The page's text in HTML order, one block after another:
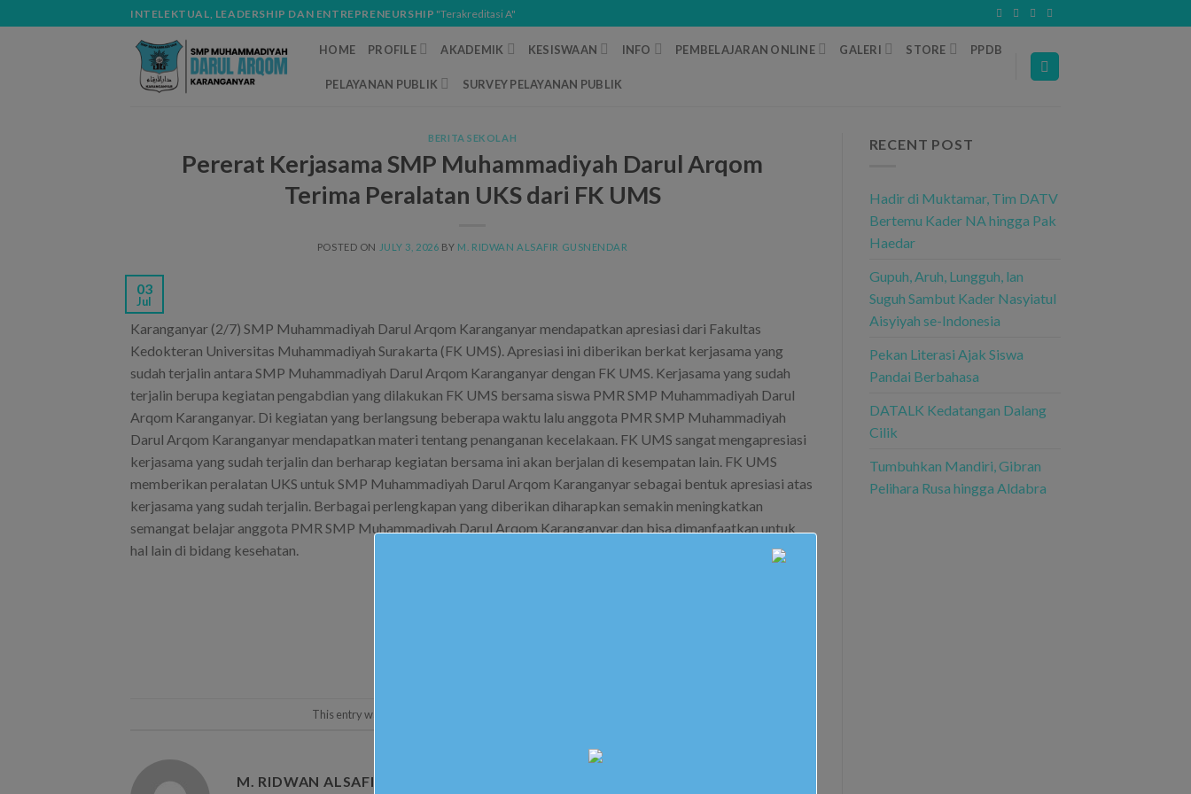
to
INTELEKTUAL, LEADERSHIP DAN ENTREPRENEURSHIP "Terakreditasi A"
HOME PROFILE AKADEMIK KESISWAAN INFO PEMBELAJARAN ONLINE GALERI STORE PPDB
PELAYANAN PUBLIK SURVEY PELAYANAN PUBLIK
BERITA SEKOLAH
Pererat Kerjasama SMP Muhammadiyah Darul Arqom
Terima Peralatan UKS dari FK UMS
POSTED ON JULY 3, 2026 BY M. RIDWAN ALSAFIR GUSNENDAR
03
Jul
Karanganyar (2/7) SMP Muhammadiyah Darul Arqom Karanganyar mendapatkan apresiasi dari Fakultas
Kedokteran Universitas Muhammadiyah Surakarta (FK UMS). Apresiasi ini diberikan berkat kerjasama yang
sudah terjalin antara SMP Muhammadiyah Darul Arqom Karanganyar dengan FK UMS. Kerjasama yang sudah
terjalin berupa kegiatan pengabdian yang dilakukan FK UMS bersama siswa PMR SMP Muhammadiyah Darul
Arqom Karanganyar. Di kegiatan yang berlangsung beberapa waktu lalu anggota PMR SMP Muhammadiyah
Darul Arqom Karanganyar mendapatkan materi tentang penanganan kecelakaan. FK UMS sangat mengapresiasi
kerjasama yang sudah terjalin dan berharap kegiatan bersama ini akan berjalan di kesempatan lain. FK UMS
memberikan peralatan UKS untuk SMP Muhammadiyah Darul Arqom Karanganyar sebagai bentuk apresiasi atas
kerjasama yang sudah terjalin. Berbagai perlengkapan yang diberikan diharapkan semakin meningkatkan
semangat belajar anggota PMR SMP Muhammadiyah Darul Arqom Karanganyar dan bisa dimanfaatkan untuk
hal lain di bidang kesehatan.
This entry was posted in
M. RIDWAN ALSAFIR GUSNENDAR
RECENT POST
Hadir di Muktamar, Tim DATV
Bertemu Kader NA hingga Pak
Haedar
Gupuh, Aruh, Lungguh, lan
Suguh Sambut Kader Nasyiatul
Aisyiyah se-Indonesia
Pekan Literasi Ajak Siswa
Pandai Berbahasa
DATALK Kedatangan Dalang
Cilik
Tumbuhkan Mandiri, Gibran
Pelihara Rusa hingga Aldabra